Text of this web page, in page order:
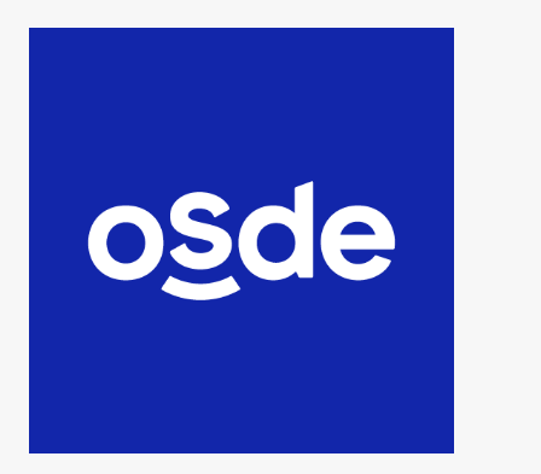
La Bolsa de Cereales de
que intentaron evadir a
la Policía fueron
detenidos por
comercialización de
drogas en la tarde del
sábado